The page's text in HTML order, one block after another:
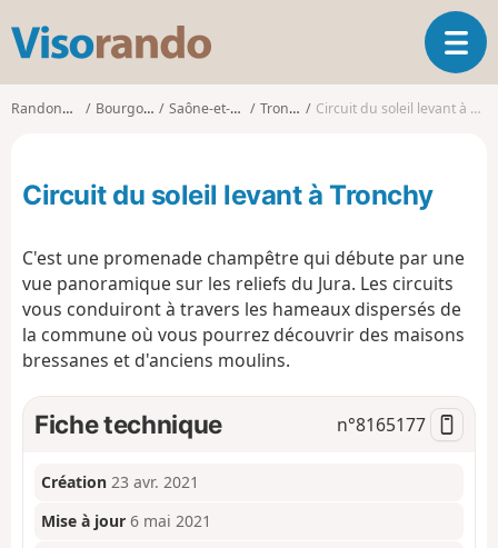
s
o
O
u
v
a
i
g
i
Randonnées Bourgogne Saône-et-Loire Tronchy Circuit du soleil levant à Tronchy
Circuit du soleil levant à Tronchy
C'est une promenade champêtre qui débute par une
vue panoramique sur les reliefs du Jura. Les circuits
vous conduiront à travers les hameaux dispersés de
la commune où vous pourrez découvrir des maisons
bressanes et d'anciens moulins.
Fiche technique n°8165177
Création 23 avr. 2021
Mise à jour 6 mai 2021